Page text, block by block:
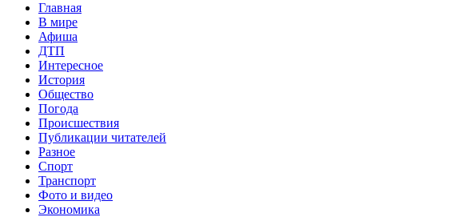
Главная
В мире
Афиша
ДТП
Интересное
История
Общество
Погода
Происшествия
Публикации читателей
Разное
Спорт
Транспорт
Фото и видео
Экономика